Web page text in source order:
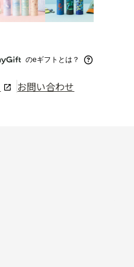
のeギフトとは？
お問い合わせ